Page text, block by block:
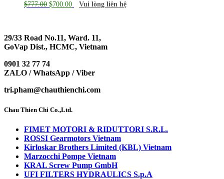
$777.00 $700.00 Vui lòng liên hệ
29/33 Road No.11, Ward. 11,
GoVap Dist., HCMC, Vietnam
0901 32 77 74
ZALO / WhatsApp / Viber
tri.pham@chauthienchi.com
Chau Thien Chi Co.,Ltd.
FIMET MOTORI & RIDUTTORI S.R.L.
ROSSI Gearmotors Vietnam
Kirloskar Brothers Limited (KBL) Vietnam
Marzocchi Pompe Vietnam
KRAL Screw Pump GmbH
UFI FILTERS HYDRAULICS S.p.A